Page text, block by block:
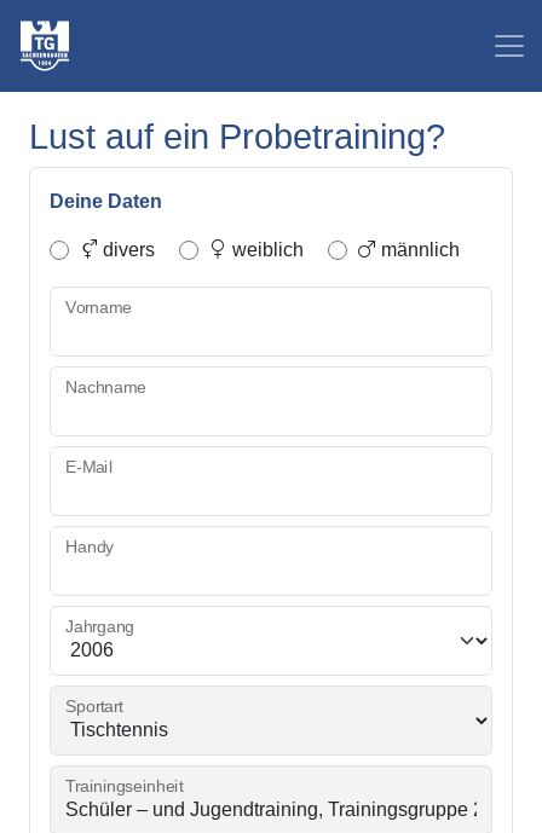
Lust auf ein Probetraining?
Deine Daten
divers weiblich männlich
Vorname
Nachname
E-Mail
Handy
Jahrgang
Sportart
Trainingseinheit